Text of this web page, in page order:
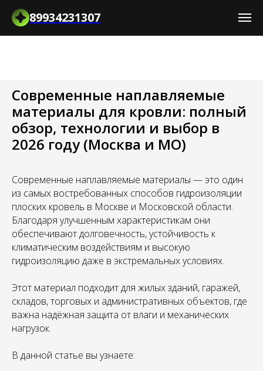
89934231307
Современные наплавляемые
материалы для кровли: полный
обзор, технологии и выбор в
2026 году (Москва и МО)
Современные наплавляемые материалы — это один
из самых востребованных способов гидроизоляции
плоских кровель в Москве и Московской области.
Благодаря улучшенным характеристикам они
обеспечивают долговечность, устойчивость к
климатическим воздействиям и высокую
гидроизоляцию даже в экстремальных условиях.
Этот материал подходит для жилых зданий, гаражей,
складов, торговых и административных объектов, где
важна надёжная защита от влаги и механических
нагрузок.
В данной статье вы узнаете: